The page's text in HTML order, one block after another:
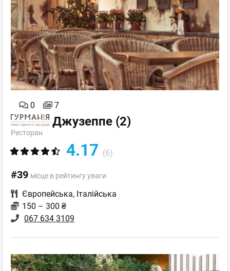
0 7
Джузеппе (2)
Ресторан
4.17 (6)
#39 місце в рейтингу уваги
Європейська, Італійська
150 – 300 ₴
067 634 3109